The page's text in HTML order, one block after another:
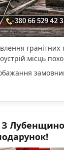
місць